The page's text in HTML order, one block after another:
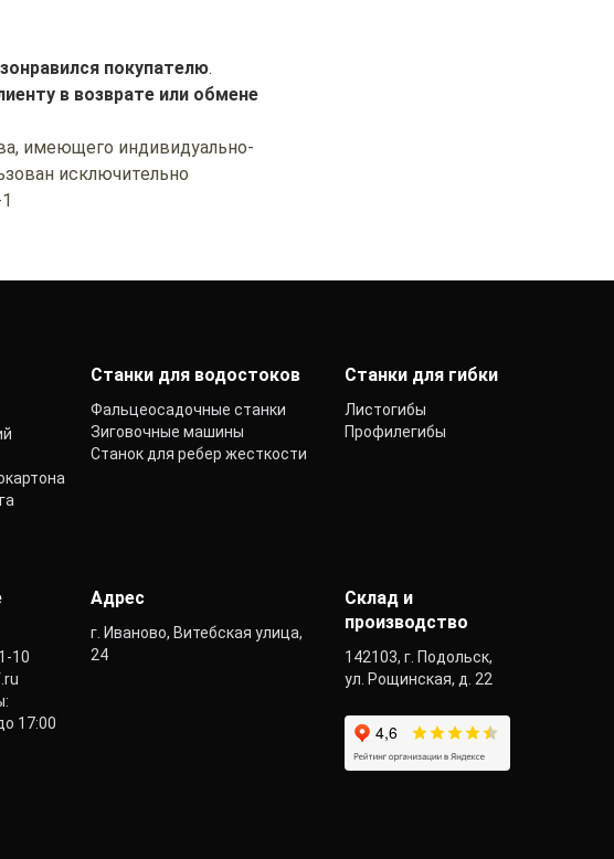
покупателю.
в возврате или обмене
имеющего индивидуально-
исключительно
Станки для водостоков
Фальцеосадочные станки
Зиговочные машины
Станок для ребер жесткости
Станки для гибки
Листогибы
Профилегибы
10
17:00
Адрес
г. Иваново, Витебская улица,
24
Склад и
производство
142103, г. Подольск,
ул. Рощинская, д. 22